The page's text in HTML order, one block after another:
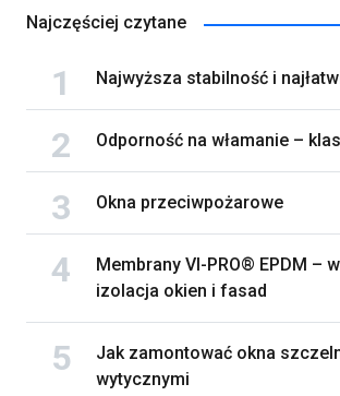
Najczęściej czytane
Najwyższa stabilność i
Odporność na włamanie –
Okna przeciwpożarowe
Membrany VI-PRO® EPDM –
izolacja okien i fasad
Jak zamontować okna
wytycznymi